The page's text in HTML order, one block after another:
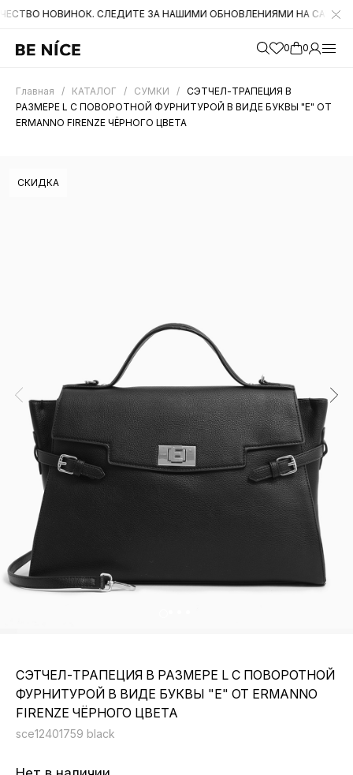
СЛЕДИТЕ ЗА НАШИМИ ОБНОВЛЕНИЯМИ НА САЙТЕ. А
0 0
Главная / КАТАЛОГ / СУМКИ / СЭТЧЕЛ-ТРАПЕЦИЯ В
РАЗМЕРЕ L С ПОВОРОТНОЙ ФУРНИТУРОЙ В ВИДЕ БУКВЫ "E" ОТ
ERMANNO FIRENZE ЧЁРНОГО ЦВЕТА
СКИДКА
СЭТЧЕЛ-ТРАПЕЦИЯ В РАЗМЕРЕ L С ПОВОРОТНОЙ
ФУРНИТУРОЙ В ВИДЕ БУКВЫ "E" ОТ ERMANNO
FIRENZE ЧЁРНОГО ЦВЕТА
sce12401759 black